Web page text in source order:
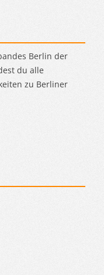
Berlin der
du alle
zu Berliner